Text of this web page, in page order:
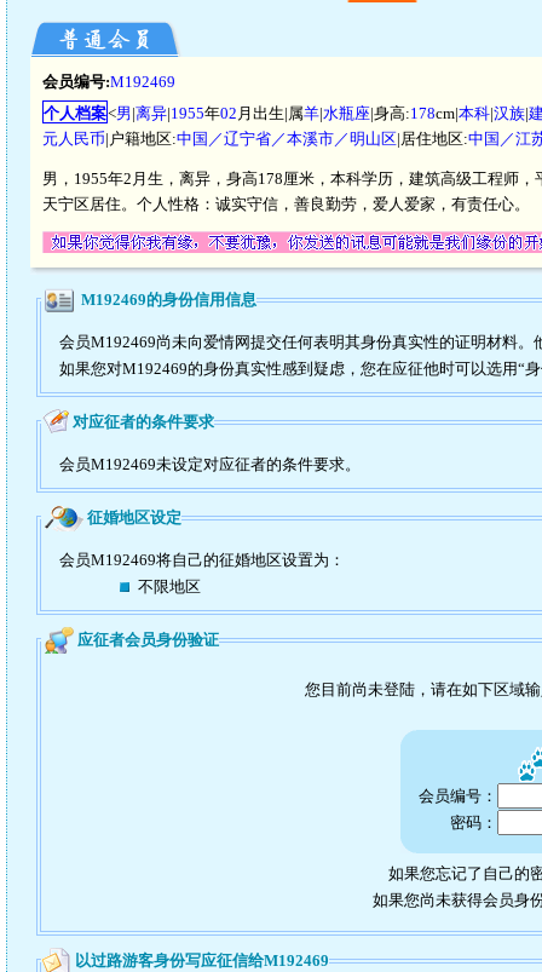
会员编号:M192469
个人档案<男|离异|1955年02 月出生|属羊|水瓶座|身高:178cm|本科|汉族|
元人民币|户籍地区:中国／辽宁省／本溪市／明山区|居住地区:中国／江
男，1955年2月生，离异，身高178厘米，本科学历，建筑高级工程师
天宁区居住。个人性格：诚实守信，善良勤劳，爱人爱家，有责任心。
M192469的身份信用信息
会员M192469尚未向爱情网提交任何表明其身份真实性的证明材料。
如果您对M192469的身份真实性感到疑虑，您在应征他时可以选用“
对应征者的条件要求
会员M192469未设定对应征者的条件要求。
征婚地区设定
会员M192469将自己的征婚地区设置为：
不限地区
应征者会员身份验证
您目前尚未登陆，请在如下区域
会员编号：
密码：
如果您忘记了自己的
如果您尚未获得会员身
以过路游客身份写应征信给M192469